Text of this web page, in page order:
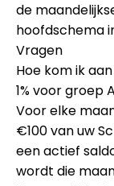
de
hoofdschema
Vragen
Hoe kom ik
1% voor groep
Voor elke
€100van uw
eenactief
wordt die